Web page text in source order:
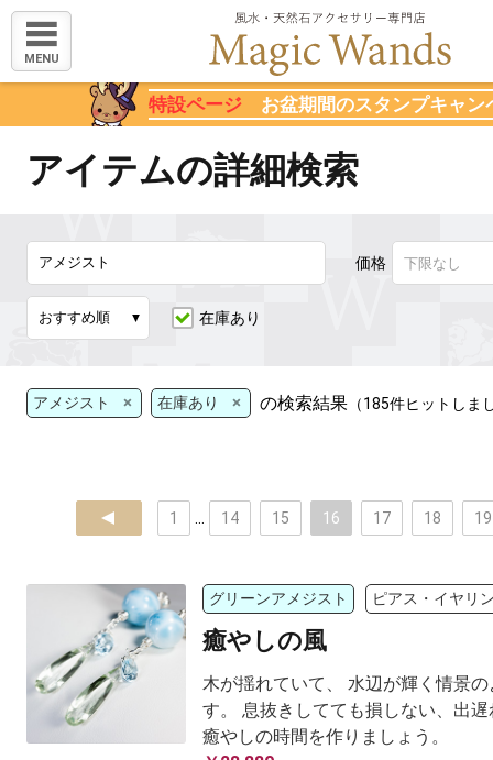
MENU
特設ページ お盆期間のスタンプキャン
アイテムの詳細検索
価格
在庫あり
アメジスト × 在庫あり × の検索結果 （185件ヒットしま
prev 1 14 15 16 17 18 19
グリーンアメジスト ピアス・イヤリ
癒やしの風
木が揺れていて、 水辺が輝く情景
す。 息抜きしてても損しない、出
癒やしの時間を作りましょう。